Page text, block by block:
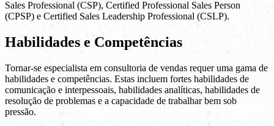
Sales Professional (CSP), Certified Professional Sales Person
(CPSP) e Certified Sales Leadership Professional (CSLP).
Habilidades e Competências
Tornar-se especialista em consultoria de vendas requer uma gama de
habilidades e competências. Estas incluem fortes habilidades de
comunicação e interpessoais, habilidades analíticas, habilidades de
resolução de problemas e a capacidade de trabalhar bem sob
pressão.